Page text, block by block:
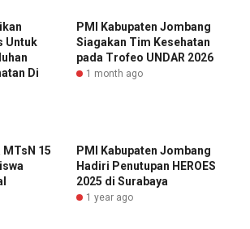
Untuk
Di
PMI Kabupaten Jombang
Siagakan Tim Kesehatan
pada Trofeo UNDAR 2026
1 month ago
MTsN 15
PMI Kabupaten Jombang
Hadiri Penutupan HEROES
2025 di Surabaya
1 year ago